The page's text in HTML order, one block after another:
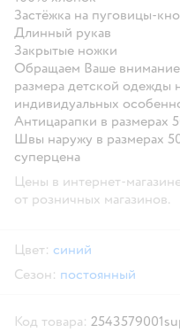
Застёжка на пуговицы-
Длинный рукав
Закрытые ножки
Обращаем Ваше
размера детской одежды
индивидуальных
Антицарапки в размерах
Швы наружу в размерах
суперцена
Цены в интернет-
от розничных магазинов.
Цвет: синий
Сезон: постоянный
Код товара: